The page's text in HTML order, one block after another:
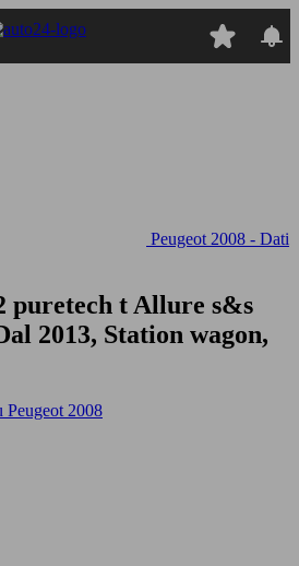
Peugeot 2008 - Dati
puretech t Allure s&s
2013, Station wagon,
Peugeot 2008